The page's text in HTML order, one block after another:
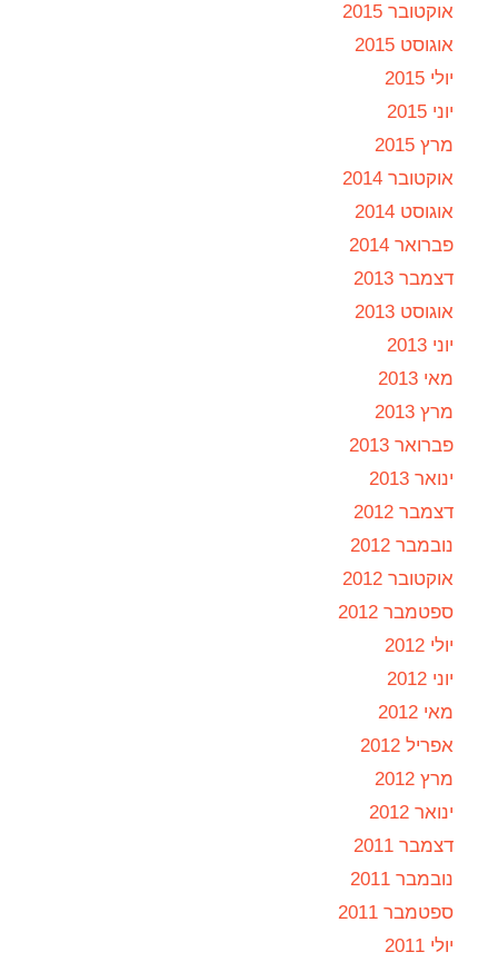
אוקטובר 2015
אוגוסט 2015
יולי 2015
יוני 2015
מרץ 2015
אוקטובר 2014
אוגוסט 2014
פברואר 2014
דצמבר 2013
אוגוסט 2013
יוני 2013
מאי 2013
מרץ 2013
פברואר 2013
ינואר 2013
דצמבר 2012
נובמבר 2012
אוקטובר 2012
ספטמבר 2012
יולי 2012
יוני 2012
מאי 2012
אפריל 2012
מרץ 2012
ינואר 2012
דצמבר 2011
נובמבר 2011
ספטמבר 2011
יולי 2011